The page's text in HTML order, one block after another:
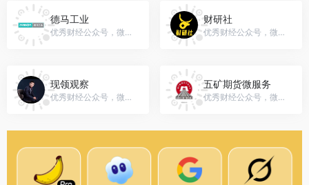
德马工业
优秀财经公众号，微信号：gh_2aac9eb62d1f
财研社
优秀财经公众号，微信号：gh_98ca6b95c812
现领观察
优秀财经公众号，微信号：xiaoershuyouhui
五矿期货微服务
优秀财经公众号，微信号：wkqhwfw